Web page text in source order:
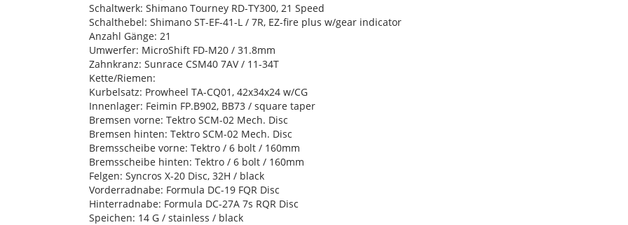
Schaltwerk: Shimano Tourney RD-TY300, 21 Speed
Schalthebel: Shimano ST-EF-41-L / 7R, EZ-fire plus w/gear indicator
Anzahl Gänge: 21
Umwerfer: MicroShift FD-M20 / 31.8mm
Zahnkranz: Sunrace CSM40 7AV / 11-34T
Kette/Riemen:
Kurbelsatz: Prowheel TA-CQ01, 42x34x24 w/CG
Innenlager: Feimin FP.B902, BB73 / square taper
Bremsen vorne: Tektro SCM-02 Mech. Disc
Bremsen hinten: Tektro SCM-02 Mech. Disc
Bremsscheibe vorne: Tektro / 6 bolt / 160mm
Bremsscheibe hinten: Tektro / 6 bolt / 160mm
Felgen: Syncros X-20 Disc, 32H / black
Vorderradnabe: Formula DC-19 FQR Disc
Hinterradnabe: Formula DC-27A 7s RQR Disc
Speichen: 14 G / stainless / black